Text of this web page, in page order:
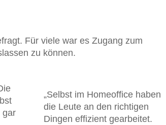
Für viele war es Zugang zum
zu können.
gar
„Selbst im Homeoffice haben
die Leute an den richtigen
Dingen effizient gearbeitet.